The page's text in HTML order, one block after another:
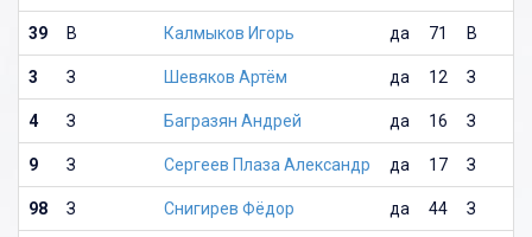
39 В Калмыков Игорь да 71 В
3 З Шевяков Артём да 12 З
4 З Багразян Андрей да 16 З
9 З Сергеев Плаза Александр да 17 З
98 З Снигирев Фёдор да 44 З